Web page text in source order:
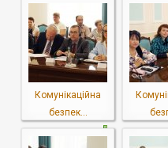
Комунікаційна
безпек...